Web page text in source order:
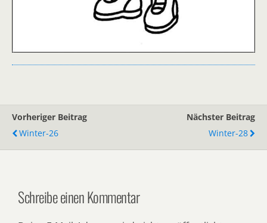
Vorheriger Beitrag
Winter-26
Nächster Beitrag
Winter-28
Schreibe einen Kommentar